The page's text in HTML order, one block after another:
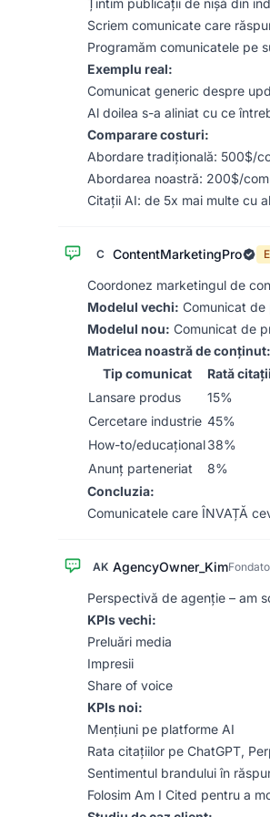
Țintim publicații de nișă din
Scriem comunicate care
Programăm comunicatele pe
Exemplu real:
Comunicat generic despre
Al doilea s-a aliniat cu ce
Comparare costuri:
Abordare tradițională: 500$/
Abordarea noastră: 200$/
Citații AI: de 5x mai multe cu
C ContentMarketingPro
Coordonez marketingul de
Modelul vechi: Comunicat
Modelul nou: Comunicat de
Matricea noastră de conținut:
Tip comunicat
Rată
Lansare produs
15%
Cercetare industrie 45%
How-to/educațional38%
Anunț parteneriat
8%
Concluzia:
Comunicatele care ÎNVAȚĂ
AK AgencyOwner_Kim
Perspectivă de agenție – am
KPIs vechi:
Preluări media
Impresii
Share of voice
KPIs noi:
Mențiuni pe platforme AI
Rata citațiilor pe ChatGPT,
Sentimentul brandului în
Folosim Am I Cited pentru a